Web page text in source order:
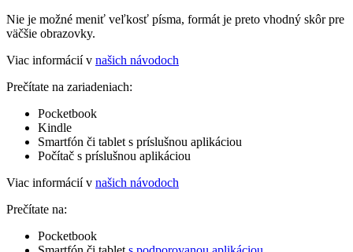
Nie je možné meniť veľkosť písma, formát je preto vhodný skôr pre
väčšie obrazovky.
Viac informácií v našich návodoch
Prečítate na zariadeniach:
Pocketbook
Kindle
Smartfón či tablet s príslušnou aplikáciou
Počítač s príslušnou aplikáciou
Viac informácií v našich návodoch
Prečítate na:
Pocketbook